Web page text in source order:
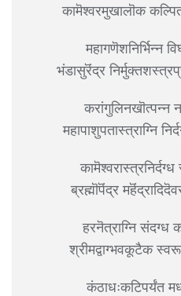
कामॆश्वरमुखालॊक
महागणॆशनिर्भिन्न
भंडासुरॆंद्र
करांगुलिनखॊत्पन्न
महापाशुपतास्त्राग्नि
ब्रह्मॊपॆंद्र
हरनॆत्राग्नि संदग्ध
श्रीमद्वाग्भवकूटैक
कंठाधःकटिपर्यंत